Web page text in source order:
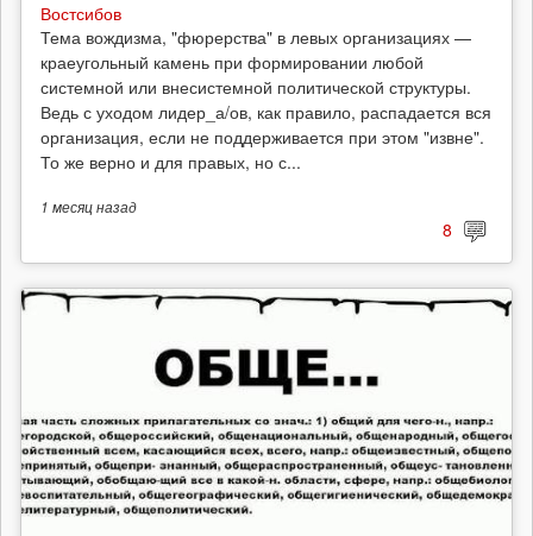
Востсибов
Тема вождизма, "фюрерства" в левых организациях —
краеугольный камень при формировании любой
системной или внесистемной политической структуры.
Ведь с уходом лидер_а/ов, как правило, распадается вся
организация, если не поддерживается при этом "извне".
То же верно и для правых, но с...
1 месяцназад
8